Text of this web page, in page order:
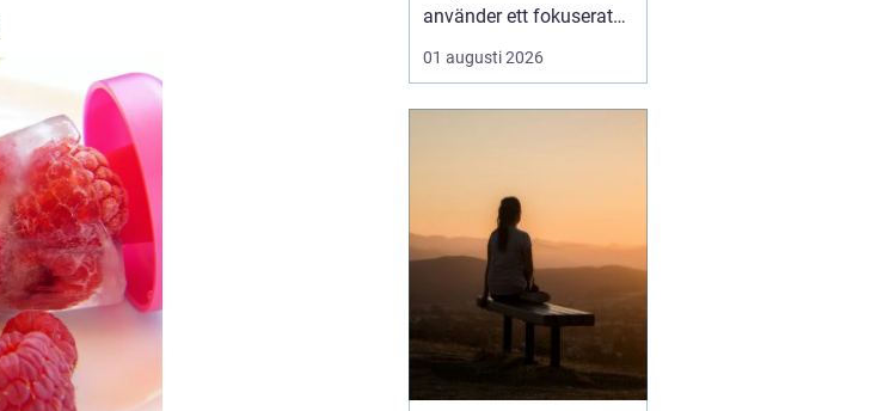
använder ett fokuserat
och avslappnat
sinnestillstånd för att
kan personen få tillgå...
01 augusti 2026